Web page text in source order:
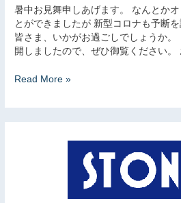
暑中お見舞申しあげます。 なんとか
とができましたが 新型コロナも予断を
皆さま、いかがお過ごしでしょうか
開しましたので、ぜひ御覧ください
Read More »